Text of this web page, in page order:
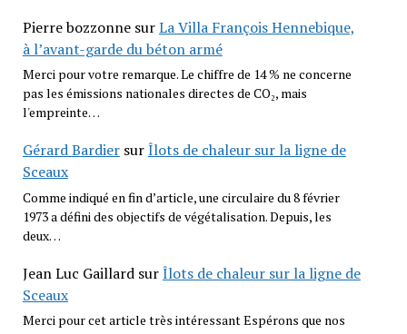
Pierre bozzonnesurLa Villa François Hennebique,
à l’avant-garde du béton armé
Merci pour votre remarque. Le chiffre de 14 % ne concerne
pas les émissions nationales directes de CO₂, mais
l'empreinte…
Gérard BardiersurÎlots de chaleur sur la ligne de
Sceaux
Comme indiqué en fin d’article, une circulaire du 8 février
1973 a défini des objectifs de végétalisation. Depuis, les
deux…
Jean Luc GaillardsurÎlots de chaleur sur la ligne de
Sceaux
Merci pour cet article très intéressant Espérons que nos